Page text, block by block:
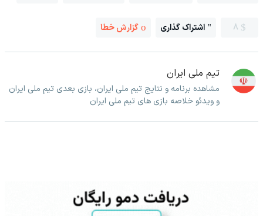
8 اشتراک گذاری گزارش خطا
تیم ملی ایران
مشاهده برنامه و نتایج تیم ملی ایران، بازی بعدی تیم ملی ایران
و ویدئو خلاصه بازی های تیم ملی ایران